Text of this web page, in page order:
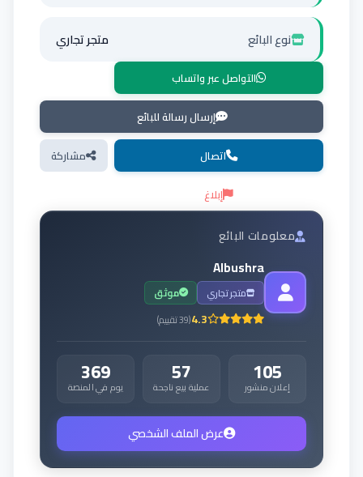
نوع البائع متجر تجاري
التواصل عبر واتساب
إرسال رسالة للبائع
اتصال
مشاركة
إبلاغ
معلومات البائع
Albushra
متجر تجاري موثق
4.3
(
39تقييم)
105
إعلان منشور 57
عملية بيع ناجحة 369
يوم في المنصة
عرض الملف الشخصي